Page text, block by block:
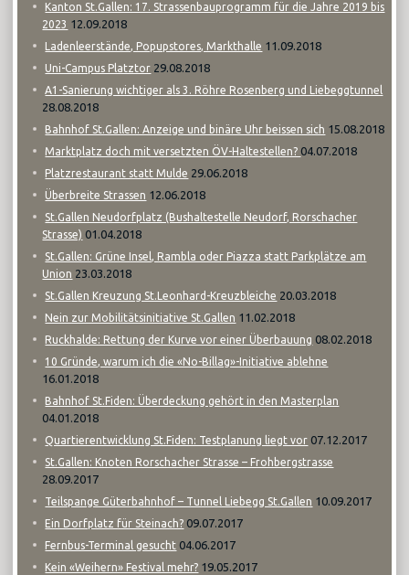
Kanton St.Gallen: 17. Strassenbauprogramm für die Jahre 2019 bis
2023 12.09.2018
Ladenleerstände, Popupstores, Markthalle 11.09.2018
Uni-Campus Platztor 29.08.2018
A1-Sanierung wichtiger als 3. Röhre Rosenberg und Liebeggtunnel
28.08.2018
Bahnhof St.Gallen: Anzeige und binäre Uhr beissen sich 15.08.2018
Marktplatz doch mit versetzten ÖV-Haltestellen?04.07.2018
Platzrestaurant statt Mulde 29.06.2018
Überbreite Strassen 12.06.2018
St.Gallen Neudorfplatz (Bushaltestelle Neudorf, Rorschacher
Strasse) 01.04.2018
St.Gallen: Grüne Insel, Rambla oder Piazza statt Parkplätze am
Union 23.03.2018
St.Gallen Kreuzung St.Leonhard-Kreuzbleiche 20.03.2018
Nein zur Mobilitätsinitiative St.Gallen 11.02.2018
Ruckhalde: Rettung der Kurve vor einer Überbauung 08.02.2018
10 Gründe, warum ich die «No-Billag»-Initiative ablehne
16.01.2018
Bahnhof St.Fiden: Überdeckung gehört in den Masterplan
04.01.2018
Quartierentwicklung St.Fiden: Testplanung liegt vor 07.12.2017
St.Gallen: Knoten Rorschacher Strasse – Frohbergstrasse
28.09.2017
Teilspange Güterbahnhof – Tunnel Liebegg St.Gallen 10.09.2017
Ein Dorfplatz für Steinach? 09.07.2017
Fernbus-Terminal gesucht 04.06.2017
Kein «Weihern» Festival mehr? 19.05.2017